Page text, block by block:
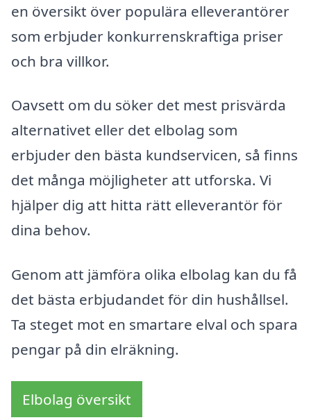
en översikt över populära elleverantörer
som erbjuder konkurrenskraftiga priser
och bra villkor.
Oavsett om du söker det mest prisvärda
alternativet eller det elbolag som
erbjuder den bästa kundservicen, så finns
det många möjligheter att utforska. Vi
hjälper dig att hitta rätt elleverantör för
dina behov.
Genom att jämföra olika elbolag kan du få
det bästa erbjudandet för din hushållsel.
Ta steget mot en smartare elval och spara
pengar på din elräkning.
Elbolag översikt